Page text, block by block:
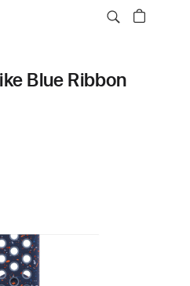
Blue Ribbon